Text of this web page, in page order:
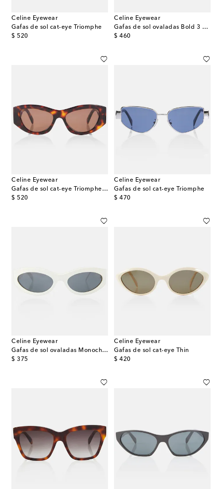
Celine Eyewear
Gafas de sol cat-eye Triomphe
$ 520
original price
Celine Eyewear
Gafas de sol ovaladas Bold 3 Dots
$ 460
original price
Celine Eyewear
Gafas de sol cat-eye Triomphe 15
$ 520
original price
Celine Eyewear
Gafas de sol cat-eye Triomphe
$ 470
original price
Celine Eyewear
Gafas de sol ovaladas Monochroms
$ 375
original price
Celine Eyewear
Gafas de sol cat-eye Thin
$ 420
original price